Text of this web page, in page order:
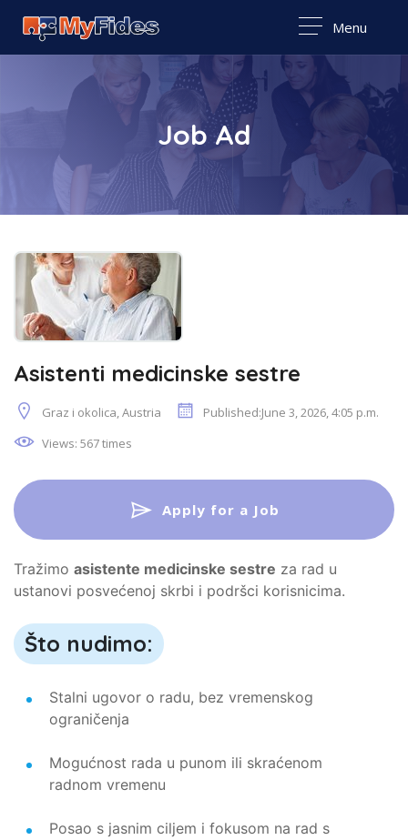
Menu
Job Ad
Asistenti medicinske sestre
Graz i okolica, Austria
Published:June 3, 2026, 4:05 p.m.
Views: 567 times
Apply for a Job
Tražimo asistente medicinske sestre za rad u
ustanovi posvećenoj skrbi i podršci korisnicima.
Što nudimo:
Stalni ugovor o radu, bez vremenskog
ograničenja
Mogućnost rada u punom ili skraćenom
radnom vremenu
Posao s jasnim ciljem i fokusom na rad s